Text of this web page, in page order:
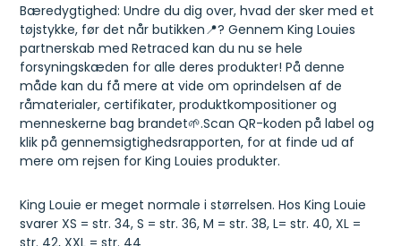
Bæredygtighed: Undre du dig over, hvad der sker med et
tøjstykke, før det når butikken📍? Gennem King Louies
partnerskab med Retraced kan du nu se hele
forsyningskæden for alle deres produkter! På denne
måde kan du få mere at vide om oprindelsen af de
råmaterialer, certifikater, produktkompositioner og
menneskerne bag brandet🌱.Scan QR-koden på label og
klik på gennemsigtighedsrapporten, for at finde ud af
mere om rejsen for King Louies produkter.
King Louie er meget normale i størrelsen. Hos King Louie
svarer XS = str. 34, S = str. 36, M = str. 38, L= str. 40, XL =
str. 42, XXL = str. 44